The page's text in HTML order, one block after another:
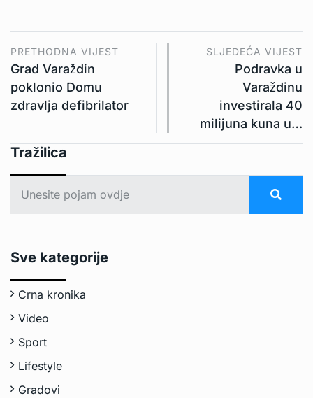
PRETHODNA VIJEST
Grad Varaždin
poklonio Domu
zdravlja defibrilator
SLJEDEĆA VIJEST
Podravka u
Varaždinu
investirala 40
milijuna kuna u…
Tražilica
Sve kategorije
Crna kronika
Video
Sport
Lifestyle
Gradovi